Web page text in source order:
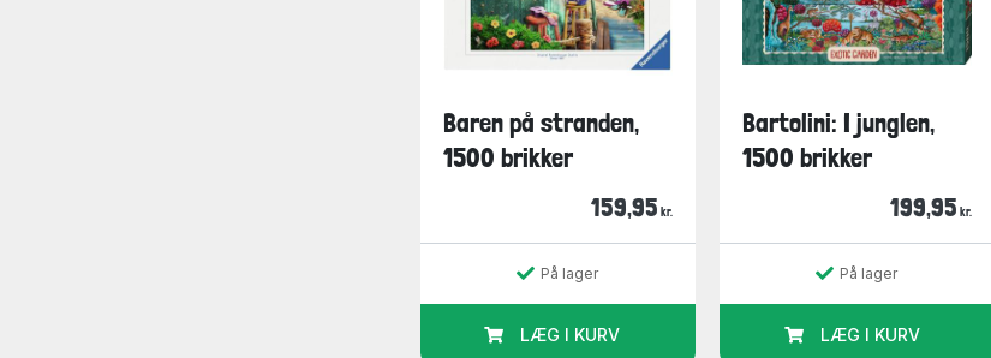
Baren på stranden,
1500 brikker
159,95 kr.
På lager
LÆG I KURV
Bartolini: I junglen,
1500 brikker
199,95 kr.
På lager
LÆG I KURV